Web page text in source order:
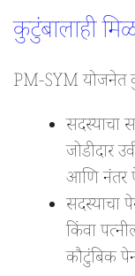
कुटुंबालाही
PM-SYM योजनेत
सदस्याचा
जोडीदार
आणि नंतर
सदस्याचा
किंवा
कौटुंबिक